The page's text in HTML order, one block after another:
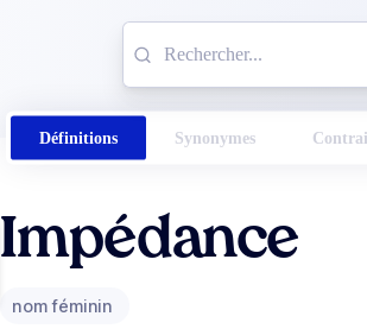
Définitions Synonymes
Impédance
nom féminin